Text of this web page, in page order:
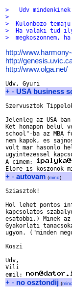
>   Udv
>
>  Kulonbozo
>  Ha valaki tud
>  megkoszonnem,
http://
http://
http://www.olga.net/
+ - USA business
Szervusztok
Jelenleg az USA-
Ket honapon belul
school"-ba az MBA
nem kapok, es
volt mar hasonlo
ugyintezessel
A cimem:
+ - autovam (mind)
Sziasztok!
Hol lehet pontos
kapcsolatos
esatobbi.) Minek
Gyakorlati
ugyon. ("minden
Koszi
Udv,
Vili
emil:
+ - no osztondij (mind